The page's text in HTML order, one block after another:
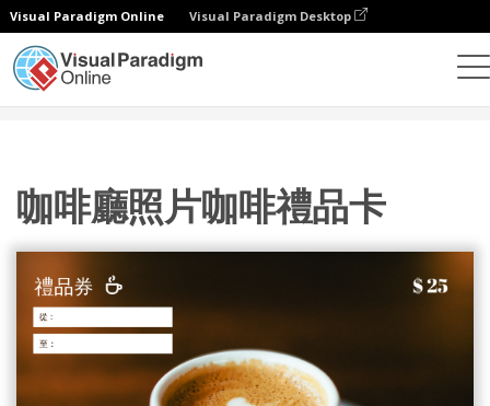
Visual Paradigm Online Visual Paradigm Desktop
咖啡廳照片咖啡禮品卡